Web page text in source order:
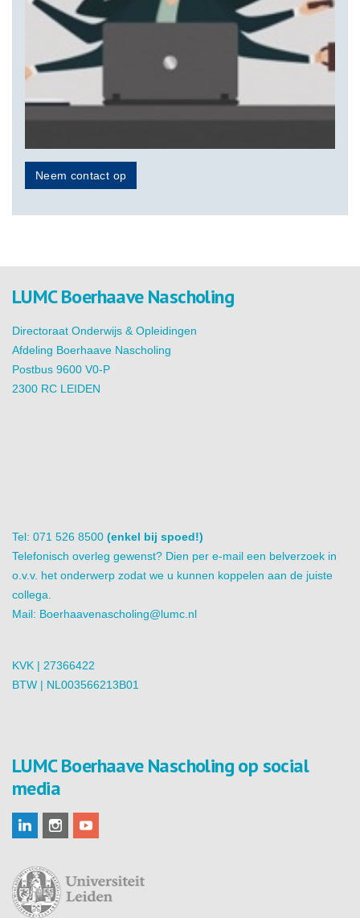
Neem contact op
LUMC Boerhaave Nascholing
Directoraat Onderwijs & Opleidingen
Afdeling Boerhaave Nascholing
Postbus 9600 V0-P
2300 RC LEIDEN
Tel: 071 526 8500 (enkel bij spoed!)
Telefonisch overleg gewenst? Dien per e-mail een belverzoek in
o.v.v. het onderwerp zodat we u kunnen koppelen aan de juiste
collega.
Mail: Boerhaavenascholing@lumc.nl
KVK | 27366422
BTW | NL003566213B01
LUMC Boerhaave Nascholing op social
media